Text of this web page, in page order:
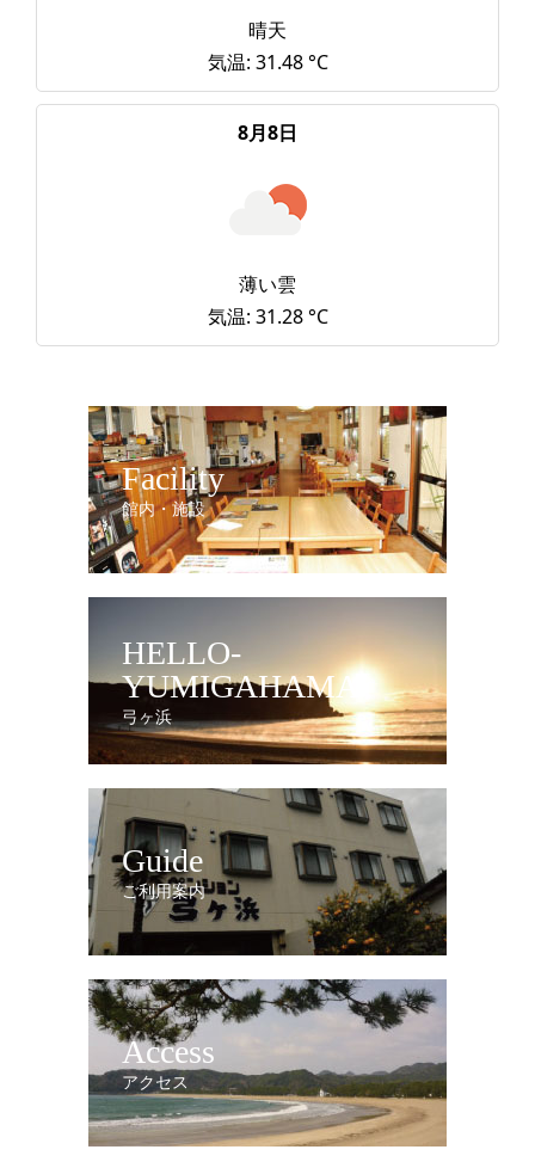
晴天
気温: 31.48 °C
8月8日
薄い雲
気温: 31.28 °C
Facility
館内・施設
HELLO-
YUMIGAHAMA
弓ヶ浜
Guide
ご利用案内
Access
アクセス